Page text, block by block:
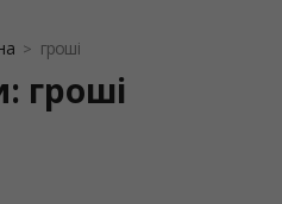
гроші
гроші